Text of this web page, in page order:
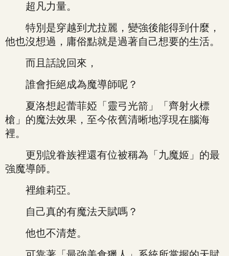
超凡力量。
特別是穿越到尤拉麗，變強後能得到什麼，
他也沒想過，庸俗點就是過著自己想要的生活。
而且話說回來，
誰會拒絕成為魔導師呢？
夏洛想起蕾菲婭「靈弓光箭」「齊射火標
槍」的魔法效果，至今依舊清晰地浮現在腦海
裡。
更別說眷族裡還有位被稱為「九魔姬」的最
強魔導師。
裡維莉亞。
自己真的有魔法天賦嗎？
他也不清楚。